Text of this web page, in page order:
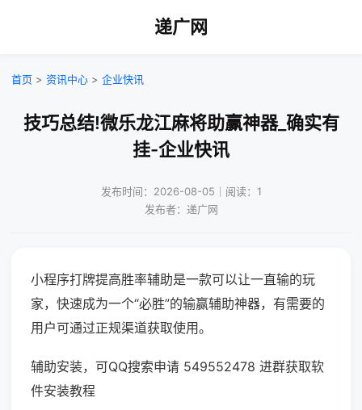
递广网
首页 > 资讯中心 > 企业快讯
技巧总结!微乐龙江麻将助赢神器_确实有
挂-企业快讯
发布时间：2026-08-05｜阅读：1
发布者：递广网
小程序打牌提高胜率辅助是一款可以让一直输的玩
家，快速成为一个“必胜”的输赢辅助神器，有需要的
用户可通过正规渠道获取使用。
辅助安装，可QQ搜索申请 549552478 进群获取软
件安装教程